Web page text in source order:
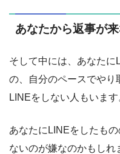
あなたから返事が
そして中には、あなた
の、自分のペースでやり
LINEをしない人もいます
あなたにLINEをしたも
ないのが嫌なのかもしれ